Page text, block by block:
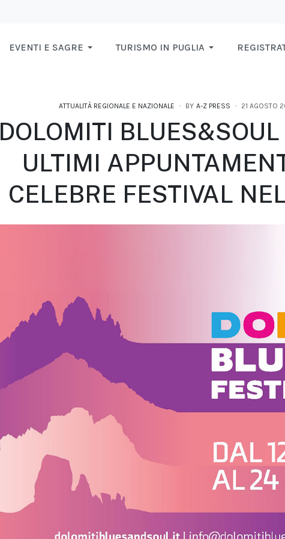
EVENTI E SAGRE TURISMO IN PUGLIA
ATTUALITÀ REGIONALE E NAZIONALE BY A-Z PRESS 21 AGOSTO
DOLOMITI
ULTIMI
CELEBRE FESTIVAL